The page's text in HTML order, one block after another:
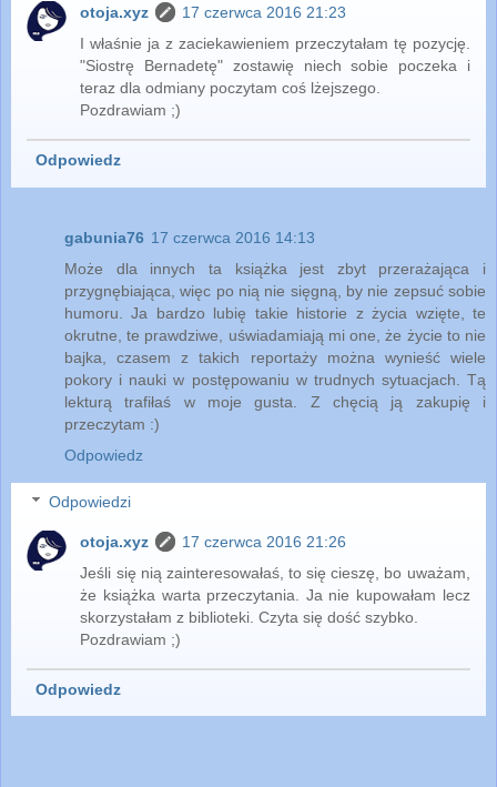
otoja.xyz
17 czerwca 2016 21:23
I właśnie ja z zaciekawieniem przeczytałam tę pozycję.
"Siostrę Bernadetę" zostawię niech sobie poczeka i
teraz dla odmiany poczytam coś lżejszego.
Pozdrawiam ;)
Odpowiedz
gabunia76 17 czerwca 2016 14:13
Może dla innych ta książka jest zbyt przerażająca i
przygnębiająca, więc po nią nie sięgną, by nie zepsuć sobie
humoru. Ja bardzo lubię takie historie z życia wzięte, te
okrutne, te prawdziwe, uświadamiają mi one, że życie to nie
bajka, czasem z takich reportaży można wynieść wiele
pokory i nauki w postępowaniu w trudnych sytuacjach. Tą
lekturą trafiłaś w moje gusta. Z chęcią ją zakupię i
przeczytam :)
Odpowiedz
Odpowiedzi
otoja.xyz
17 czerwca 2016 21:26
Jeśli się nią zainteresowałaś, to się cieszę, bo uważam,
że książka warta przeczytania. Ja nie kupowałam lecz
skorzystałam z biblioteki. Czyta się dość szybko.
Pozdrawiam ;)
Odpowiedz